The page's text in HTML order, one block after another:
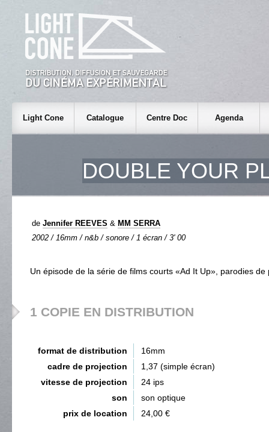
Light Cone Catalogue Centre Doc Agenda
DOUBLE YOUR
de Jennifer REEVES & MM SERRA
2002 / 16mm / n&b / sonore / 1 écran / 3' 00
Un épisode de la série de films courts «Ad It Up», parodies de
1 COPIE EN DISTRIBUTION
format de distribution
16mm
cadre de projection
1,37 (simple écran)
vitesse de projection
24 ips
son
son optique
prix de location
24,00 €